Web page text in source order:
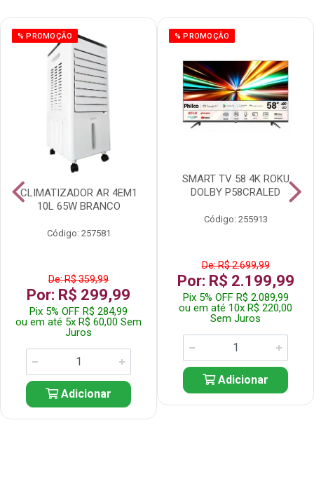
% PROMOÇÃO
CLIMATIZADOR AR 4EM1
10L 65W BRANCO
Código: 257581
De: R$ 359,99
Por: R$ 299,99
Pix 5% OFF R$ 284,99
ou em até 5x R$ 60,00 Sem
Juros
Adicionar
% PROMOÇÃO
SMART TV 58 4K ROKU
DOLBY P58CRALED
Código: 255913
De: R$ 2.699,99
Por: R$ 2.199,99
Pix 5% OFF R$ 2.089,99
ou em até 10x R$ 220,00
Sem Juros
Adicionar